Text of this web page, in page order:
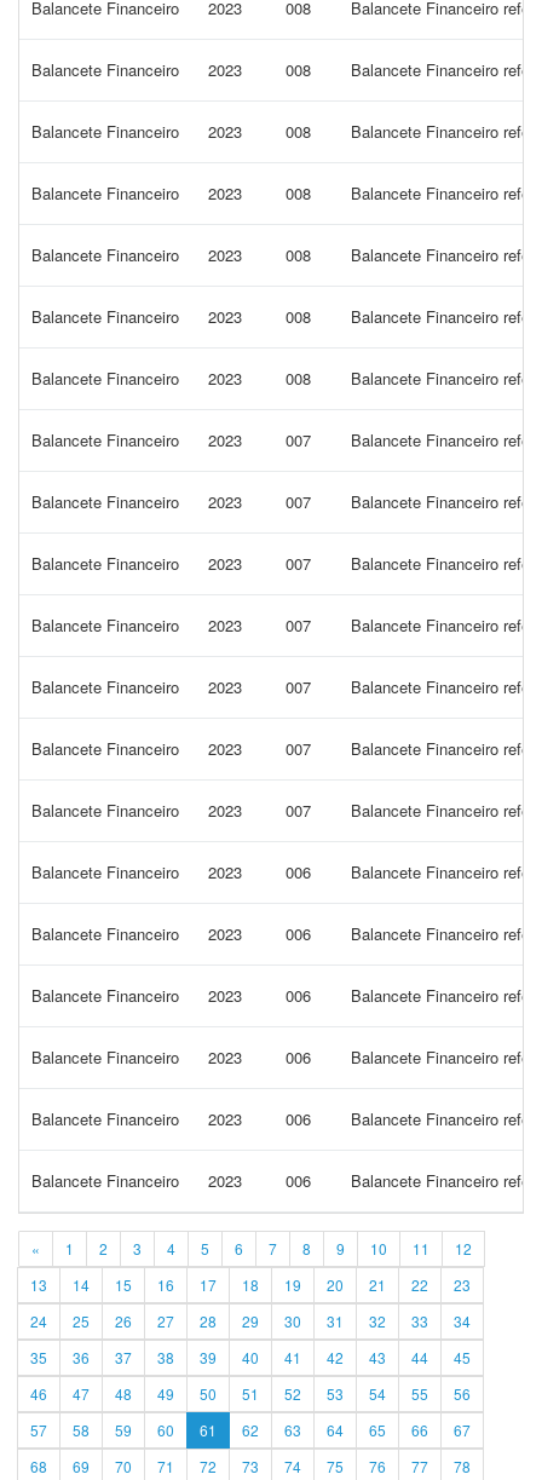
Balancete Financeiro 2023 008 Balancete Financeiro
Balancete Financeiro 2023 008 Balancete Financeiro
Balancete Financeiro 2023 008 Balancete Financeiro
Balancete Financeiro 2023 008 Balancete Financeiro
Balancete Financeiro 2023 008 Balancete Financeiro
Balancete Financeiro 2023 008 Balancete Financeiro
Balancete Financeiro 2023 008 Balancete Financeiro
Balancete Financeiro 2023 007 Balancete Financeiro
Balancete Financeiro 2023 007 Balancete Financeiro
Balancete Financeiro 2023 007 Balancete Financeiro
Balancete Financeiro 2023 007 Balancete Financeiro
Balancete Financeiro 2023 007 Balancete Financeiro
Balancete Financeiro 2023 007 Balancete Financeiro
Balancete Financeiro 2023 007 Balancete Financeiro
Balancete Financeiro 2023 006 Balancete Financeiro
Balancete Financeiro 2023 006 Balancete Financeiro
Balancete Financeiro 2023 006 Balancete Financeiro
Balancete Financeiro 2023 006 Balancete Financeiro
Balancete Financeiro 2023 006 Balancete Financeiro
Balancete Financeiro 2023 006 Balancete Financeiro
« 1 2 3 4 5 6 7 8 9 10 11
12
13
14 15 16 17 18 19 20 21 22
23
24
25 26 27 28 29 30 31 32 33
34
35
36 37 38 39 40 41 42 43 44
45
46
47 48 49 50 51 52 53 54 55
56
57
58 59 60 61 62 63 64 65 66
67
68
69 70 71 72 73 74 75 76 77 78